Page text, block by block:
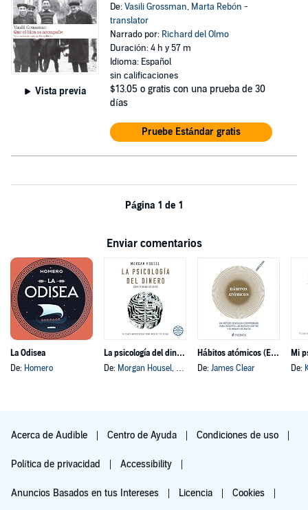
Vista previa
De:Vasili Grossman, Marta Rebón -
translator
Narrado por: Richard del Olmo
Duración: 4 h y 57 m
Idioma: Español
sin calificaciones
$13.05 o gratis con una prueba de 30
días
Pruebe Estándar gratis
Página 1 de 1
Enviar comentarios
La Odisea
De: Homero
La psicología del dinero
De: Morgan Housel, y otros
Hábitos atómicos (Español neutro)
De: James Clear
Mi
De:
Acerca de Audible Centro de Ayuda Condiciones de uso
Política de privacidad Accessibility
Anuncios Basados en tus Intereses Licencia Cookies